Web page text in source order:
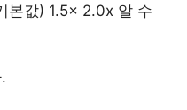
본값) 1.5x 2.0x 알 수